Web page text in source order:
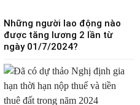
Những người lao động nào
được tăng lương 2 lần từ
ngày 01/7/2024?